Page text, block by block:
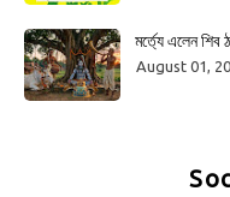
মর্ত্যে এলেন শিব
August 01,